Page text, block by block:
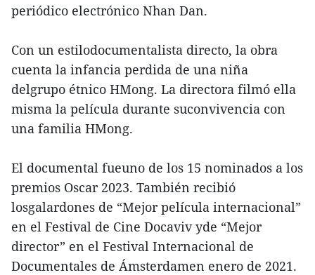
periódico electrónico Nhan Dan.
Con un estilodocumentalista directo, la obra
cuenta la infancia perdida de una niña
delgrupo étnico HMong. La directora filmó ella
misma la película durante suconvivencia con
una familia HMong.
El documental fueuno de los 15 nominados a los
premios Oscar 2023. También recibió
losgalardones de “Mejor película internacional”
en el Festival de Cine Docaviv yde “Mejor
director” en el Festival Internacional de
Documentales de Ámsterdamen enero de 2021.